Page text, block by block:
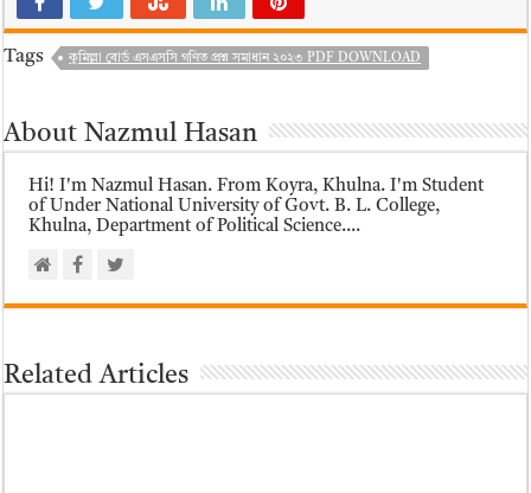
Tags কুমিল্লা বোর্ড এসএসসি গণিত প্রশ্ন সমাধান ২০২৩ PDF DOWNLOAD
About Nazmul Hasan
Hi! I'm Nazmul Hasan. From Koyra, Khulna. I'm Student
of Under National University of Govt. B. L. College,
Khulna, Department of Political Science....
Related Articles